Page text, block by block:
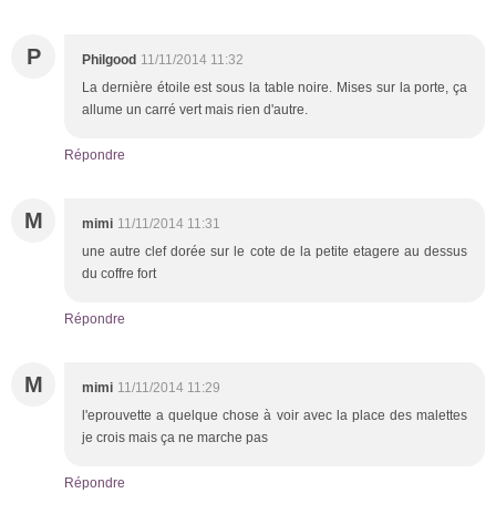
P Philgood 11/11/2014 11:32
La dernière étoile est sous la table noire. Mises sur la porte, ça
allume un carré vert mais rien d'autre.
Répondre
M mimi 11/11/2014 11:31
une autre clef dorée sur le cote de la petite etagere au dessus
du coffre fort
Répondre
M mimi 11/11/2014 11:29
l'eprouvette a quelque chose à voir avec la place des malettes
je crois mais ça ne marche pas
Répondre